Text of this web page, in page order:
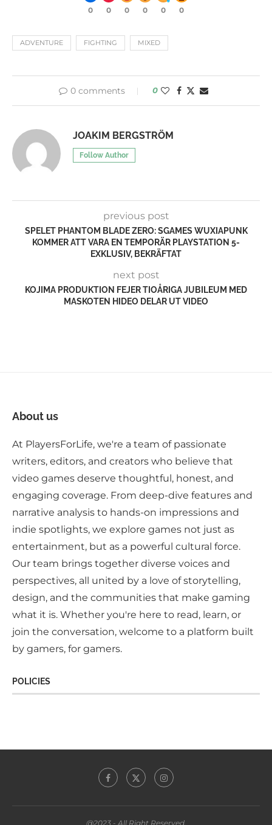
0 0 0 0 0 0
ADVENTURE FIGHTING MIXED
0 comments 0
JOAKIM BERGSTRÖM
Follow Author
previous post
SPELET PHANTOM BLADE ZERO: SGAMES WUXIAPUNK
KOMMER ATT VARA EN TEMPORÄR PLAYSTATION 5-
EXKLUSIV, BEKRÄFTAT
next post
KOJIMA PRODUKTION FEJER TIOÅRIGA JUBILEUM MED
MASKOTEN HIDEO DELAR UT VIDEO
About us
At PlayersForLife, we're a team of passionate
writers, editors, and creators who believe that
video games deserve thoughtful, honest, and
engaging coverage. From deep-dive features and
narrative analysis to hands-on impressions and
indie spotlights, we explore games not just as
entertainment, but as a powerful cultural force.
Our team brings together diverse voices and
perspectives, all united by a love of storytelling,
design, and the communities that make gaming
what it is. Whether you're here to read, learn, or
join the conversation, welcome to a platform built
by gamers, for gamers.
POLICIES
@2023 - All Right Reserved.